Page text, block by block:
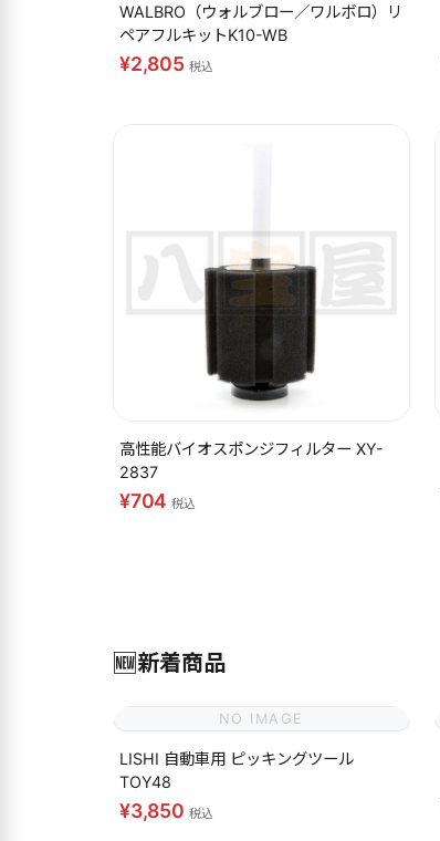
WALBRO（ウォルブロー／ワルボロ）リ
ペアフルキットK10-WB
¥2,805 税込
高性能バイオスポンジフィルター XY-
2837
¥704税込
🆕新着商品
NO IMAGE
LISHI 自動車用 ピッキングツール
TOY48
¥3,850 税込